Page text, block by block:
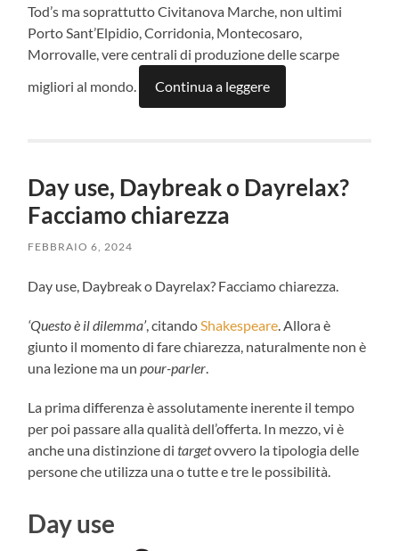
Tod’s ma soprattutto Civitanova Marche, non ultimi
Porto Sant’Elpidio, Corridonia, Montecosaro,
Morrovalle, vere centrali di produzione delle scarpe
migliori al mondo.
Continua a leggere
Day use, Daybreak o Dayrelax?
Facciamo chiarezza
FEBBRAIO 6, 2024
Day use, Daybreak o Dayrelax? Facciamo chiarezza.
‘Questo è il dilemma’, citandoShakespeare. Allora è
giunto il momento di fare chiarezza, naturalmente non è
una lezione ma unpour-parler.
La prima differenza è assolutamente inerente il tempo
per poi passare alla qualità dell’offerta. In mezzo, vi è
anche una distinzione ditargetovvero la tipologia delle
persone che utilizza una o tutte e tre le possibilità.
Day use